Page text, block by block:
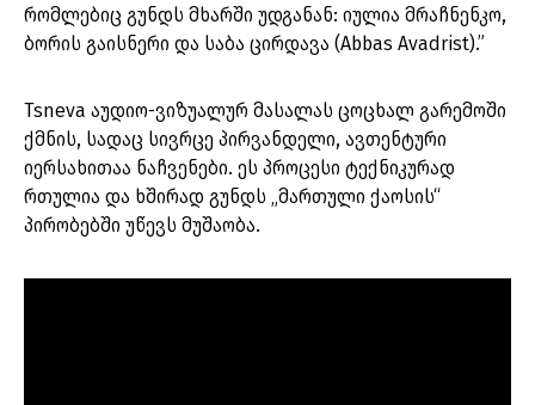
რომლებიც გუნდს მხარში უდგანან: იულია მრაჩნენკო,
ბორის გაისნერი და საბა ცირდავა (Abbas Avadrist).”
Tsneva აუდიო-ვიზუალურ მასალას ცოცხალ გარემოში
ქმნის, სადაც სივრცე პირვანდელი, ავთენტური
იერსახითაა ნაჩვენები. ეს პროცესი ტექნიკურად
რთულია და ხშირად გუნდს „მართული ქაოსის“
პირობებში უწევს მუშაობა.